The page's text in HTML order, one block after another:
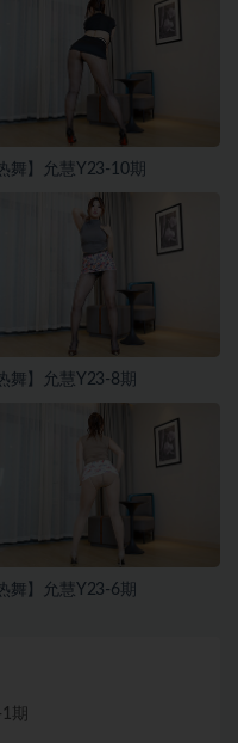
舞】允慧Y23-10期
舞】允慧Y23-8期
舞】允慧Y23-6期
期